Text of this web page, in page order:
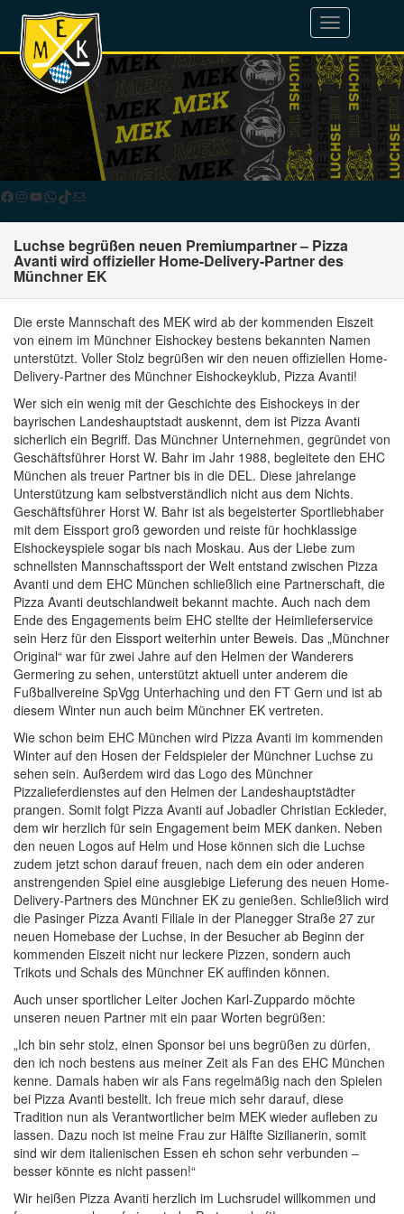
Toggle
navigation
Facebook
Instagram
YouTube
WhatsApp
TikTok
E-Mail
Luchse begrüßen neuen Premiumpartner – Pizza
Avanti wird offizieller Home-Delivery-Partner des
Münchner EK
Die erste Mannschaft des MEK wird ab der kommenden Eiszeit
von einem im Münchner Eishockey bestens bekannten Namen
unterstützt. Voller Stolz begrüßen wir den neuen offiziellen Home-
Delivery-Partner des Münchner Eishockeyklub, Pizza Avanti!
Wer sich ein wenig mit der Geschichte des Eishockeys in der
bayrischen Landeshauptstadt auskennt, dem ist Pizza Avanti
sicherlich ein Begriff. Das Münchner Unternehmen, gegründet von
Geschäftsführer Horst W. Bahr im Jahr 1988, begleitete den EHC
München als treuer Partner bis in die DEL. Diese jahrelange
Unterstützung kam selbstverständlich nicht aus dem Nichts.
Geschäftsführer Horst W. Bahr ist als begeisterter Sportliebhaber
mit dem Eissport groß geworden und reiste für hochklassige
Eishockeyspiele sogar bis nach Moskau. Aus der Liebe zum
schnellsten Mannschaftssport der Welt entstand zwischen Pizza
Avanti und dem EHC München schließlich eine Partnerschaft, die
Pizza Avanti deutschlandweit bekannt machte. Auch nach dem
Ende des Engagements beim EHC stellte der Heimlieferservice
sein Herz für den Eissport weiterhin unter Beweis. Das „Münchner
Original“ war für zwei Jahre auf den Helmen der Wanderers
Germering zu sehen, unterstützt aktuell unter anderem die
Fußballvereine SpVgg Unterhaching und den FT Gern und ist ab
diesem Winter nun auch beim Münchner EK vertreten.
Wie schon beim EHC München wird Pizza Avanti im kommenden
Winter auf den Hosen der Feldspieler der Münchner Luchse zu
sehen sein. Außerdem wird das Logo des Münchner
Pizzalieferdienstes auf den Helmen der Landeshauptstädter
prangen. Somit folgt Pizza Avanti auf Jobadler Christian Eckleder,
dem wir herzlich für sein Engagement beim MEK danken. Neben
den neuen Logos auf Helm und Hose können sich die Luchse
zudem jetzt schon darauf freuen, nach dem ein oder anderen
anstrengenden Spiel eine ausgiebige Lieferung des neuen Home-
Delivery-Partners des Münchner EK zu genießen. Schließlich wird
die Pasinger Pizza Avanti Filiale in der Planegger Straße 27 zur
neuen Homebase der Luchse, in der Besucher ab Beginn der
kommenden Eiszeit nicht nur leckere Pizzen, sondern auch
Trikots und Schals des Münchner EK auffinden können.
Auch unser sportlicher Leiter Jochen Karl-Zuppardo möchte
unseren neuen Partner mit ein paar Worten begrüßen:
„Ich bin sehr stolz, einen Sponsor bei uns begrüßen zu dürfen,
den ich noch bestens aus meiner Zeit als Fan des EHC München
kenne. Damals haben wir als Fans regelmäßig nach den Spielen
bei Pizza Avanti bestellt. Ich freue mich sehr darauf, diese
Tradition nun als Verantwortlicher beim MEK wieder aufleben zu
lassen. Dazu noch ist meine Frau zur Hälfte Sizilianerin, somit
sind wir dem italienischen Essen eh schon sehr verbunden –
besser könnte es nicht passen!“
Wir heißen Pizza Avanti herzlich im Luchsrudel willkommen und